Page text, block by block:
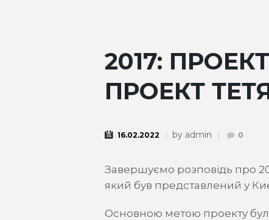
2017:
ПРОЕКТ
16.02.2022 by admin 0
Завершуємо розповідь про
який був представлений у
Основною метою проекту